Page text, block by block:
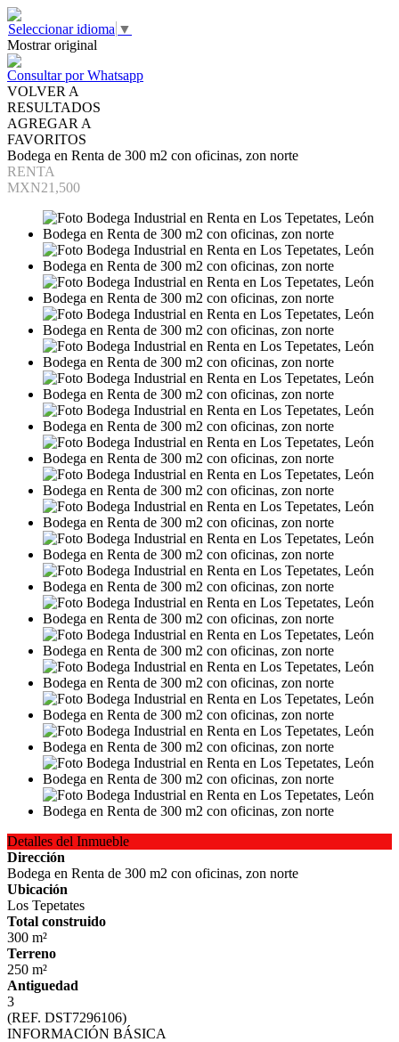
Seleccionar idioma ▼
Mostrar original
Consultar por Whatsapp
VOLVER A
RESULTADOS
AGREGAR A
FAVORITOS
Bodega en Renta de 300 m2 con oficinas, zon norte
RENTA
MXN21,500
Detalles del Inmueble
Dirección
Bodega en Renta de 300 m2 con oficinas, zon norte
Ubicación
Los Tepetates
Total construido
300 m²
Terreno
250 m²
Antiguedad
3
(REF. DST7296106)
INFORMACIÓN BÁSICA